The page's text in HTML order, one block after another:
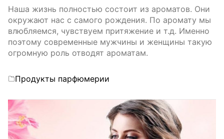
Наша жизнь полностью состоит из ароматов. Они
окружают нас с самого рождения. По аромату мы
влюбляемся, чувствуем притяжение и т.д. Именно
поэтому современные мужчины и женщины такую
огромную роль отводят ароматам.
Categories
Продукты парфюмерии